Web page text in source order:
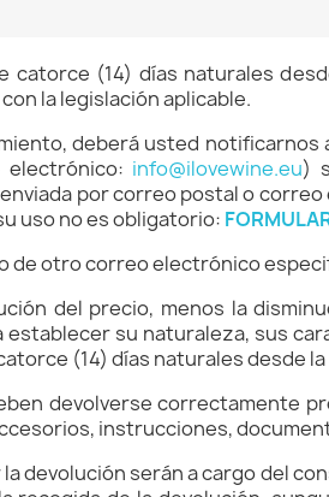
catorce (14) días naturales
la legislación aplicable.
deberá usted notificarnos
electrónico: info@ilovewine.eu)
por correo postal o
uso no es obligatorio:
de otro correo electrónico
del precio, menos la
establecer su naturaleza, sus
(14) días naturales desde
devolverse correctamente
instrucciones,
devolución serán a cargo del